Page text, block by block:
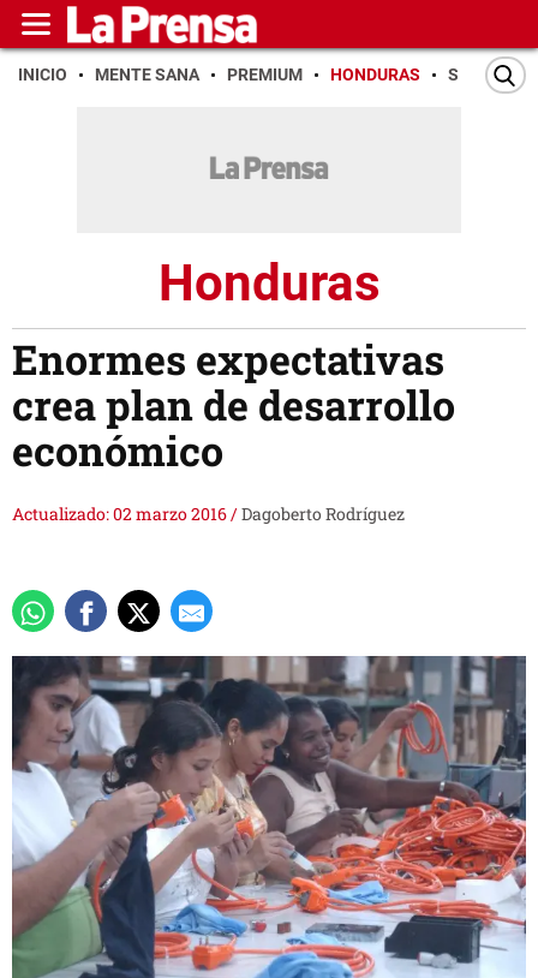
INICIO MENTE SANA PREMIUM HONDURAS SAN PEDRO
Honduras
Enormes expectativas
crea plan de desarrollo
económico
Actualizado: 02 marzo 2016/Dagoberto Rodríguez